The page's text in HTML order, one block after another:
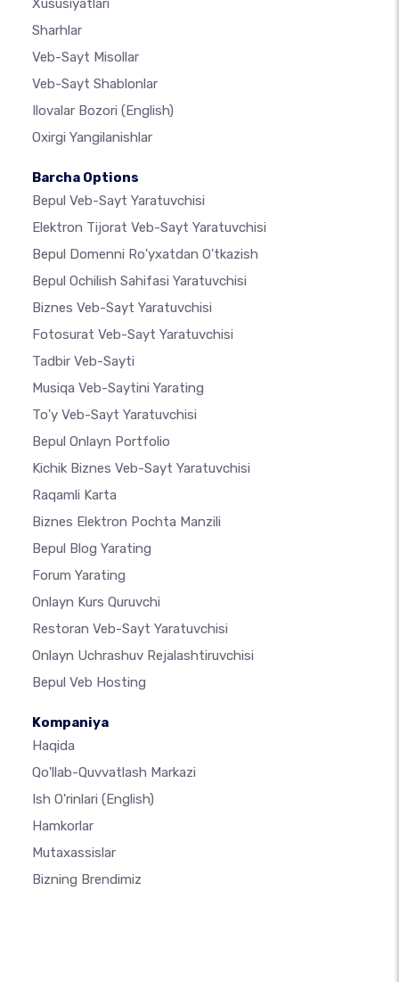
Xususiyatlari
Sharhlar
Veb-Sayt Misollar
Veb-Sayt Shablonlar
Ilovalar Bozori (English)
Oxirgi Yangilanishlar
Barcha Options
Bepul Veb-Sayt Yaratuvchisi
Elektron Tijorat Veb-Sayt Yaratuvchisi
Bepul Domenni Ro'yxatdan O'tkazish
Bepul Ochilish Sahifasi Yaratuvchisi
Biznes Veb-Sayt Yaratuvchisi
Fotosurat Veb-Sayt Yaratuvchisi
Tadbir Veb-Sayti
Musiqa Veb-Saytini Yarating
To'y Veb-Sayt Yaratuvchisi
Bepul Onlayn Portfolio
Kichik Biznes Veb-Sayt Yaratuvchisi
Raqamli Karta
Biznes Elektron Pochta Manzili
Bepul Blog Yarating
Forum Yarating
Onlayn Kurs Quruvchi
Restoran Veb-Sayt Yaratuvchisi
Onlayn Uchrashuv Rejalashtiruvchisi
Bepul Veb Hosting
Kompaniya
Haqida
Qo'llab-Quvvatlash Markazi
Ish O'rinlari (English)
Hamkorlar
Mutaxassislar
Bizning Brendimiz